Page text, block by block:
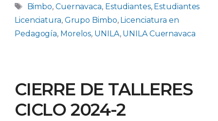
Etiquetas
Bimbo, Cuernavaca, Estudiantes, Estudiantes
Licenciatura, Grupo Bimbo, Licenciatura en
Pedagogía, Morelos, UNILA, UNILA Cuernavaca
CIERRE DE TALLERES
CICLO 2024-2